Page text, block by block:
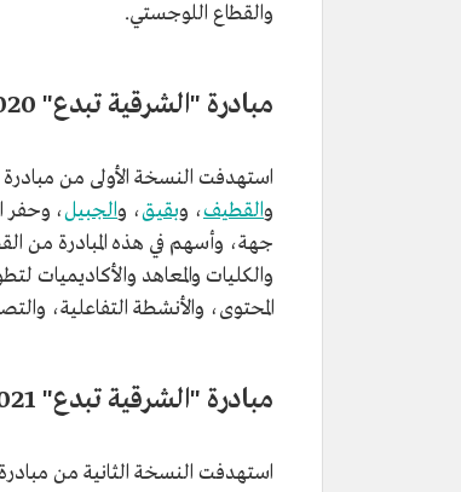
والقطاع اللوجستي.
مبادرة "الشرقية تبدع" 2020
استهدفت النسخة الأولى من مبادرة "الشرقية تبدع" 2020
والقطيف، وبقيق، والجبيل، وحفر
المحتوى، والأنشطة التفاعلية،
مبادرة "الشرقية تبدع" 2021